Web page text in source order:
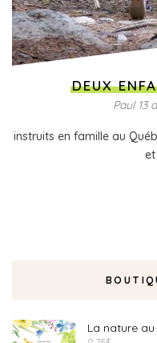
DEUX
Paul 13
instruits en famille au
La nature